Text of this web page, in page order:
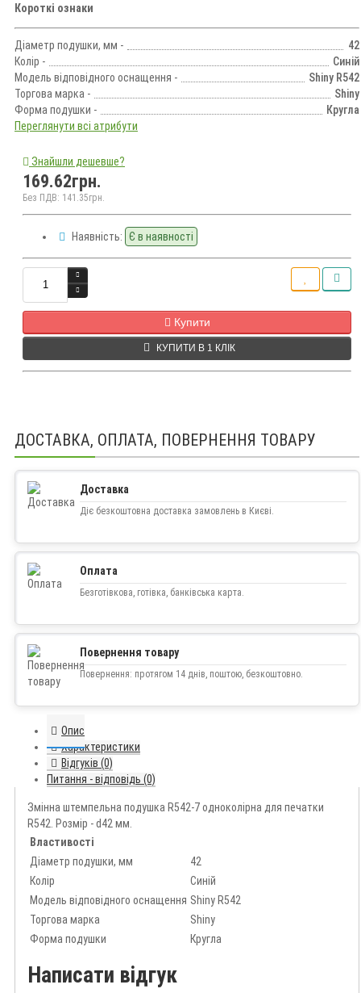
Короткі ознаки
Діаметр подушки, мм -
42
Колір -
Синій
Модель відповідного оснащення -
Shiny R542
Торгова марка -
Shiny
Форма подушки -
Кругла
Переглянути всі атрибути
Знайшли дешевше?
169.62грн.
Без ПДВ: 141.35грн.
Наявність: Є в наявності
Купити
КУПИТИ В 1 КЛІК
ДОСТАВКА, ОПЛАТА, ПОВЕРНЕННЯ ТОВАРУ
Доставка
Діє безкоштовна доставка замовлень в Києві.
Оплата
Безготівкова, готівка, банківська карта.
Повернення товару
Повернення: протягом 14 днів, поштою, безкоштовно.
Опис
Характеристики
Відгуків (0)
Питання - відповідь (0)
Змінна штемпельна подушка R542-7 одноколірна для печатки
R542. Розмір - d42 мм.
Властивості
Діаметр подушки, мм
42
Колір
Синій
Модель відповідного оснащення Shiny R542
Торгова марка
Shiny
Форма подушки
Кругла
Написати відгук